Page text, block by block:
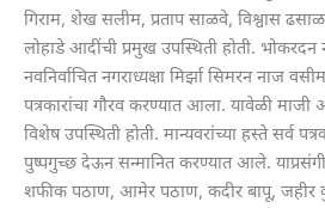
गिराम, शेख सलीम, प्रताप साळवे, विश्वास
लोहाडे आदींची प्रमुख उपस्थिती होती. भोकरदन
नवनिर्वाचित नगराध्यक्षा मिर्झा सिमरन नाज
पत्रकारांचा गौरव करण्यात आला. यावेळी माजी
विशेष उपस्थिती होती. मान्यवरांच्या हस्ते सर्व
पुष्पगुच्छ देऊन सन्मानित करण्यात आले.
शफीक पठाण, आमेर पठाण, कदीर बापू, जहीर